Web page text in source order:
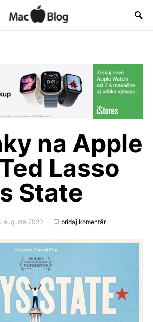
na Apple
Lasso
State
augusta 2020 pridaj komentár